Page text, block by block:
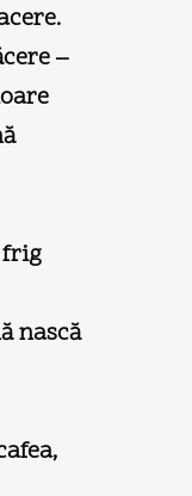
–
frig
nască